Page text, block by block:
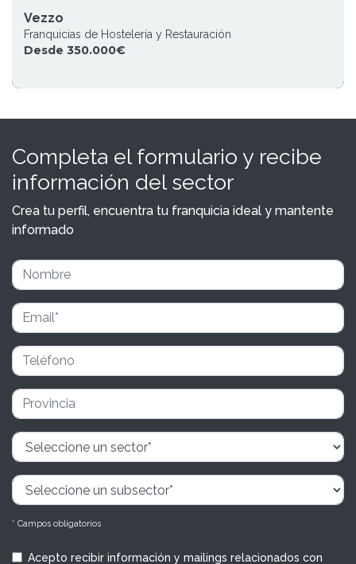
Vezzo
Franquicias de Hostelería y Restauración
Desde 350.000€
Completa el formulario y recibe
información del sector
Crea tu perfil, encuentra tu franquicia ideal y mantente
informado
* Campos obligatorios
Acepto recibir información y mailings relacionados con